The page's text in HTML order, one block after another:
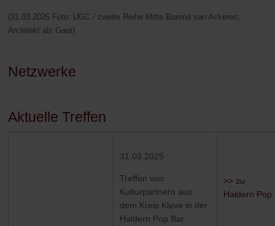
(31.03.2025 Foto: UGC / zweite Reihe Mitte Barend van Ackeren,
Architekt als Gast)
Netzwerke
Aktuelle Treffen
31.03.2025
Treffen von
Kulturpartnern aus
dem Kreis Kleve in der
Haldern Pop Bar
>> zu
Haldern Pop